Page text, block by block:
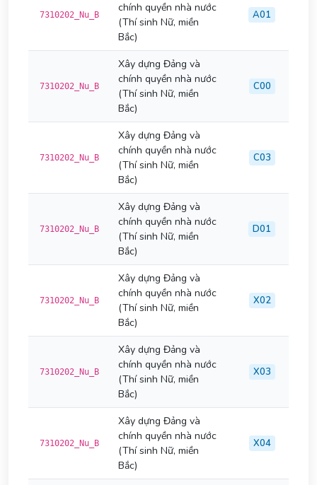
7310202_Nu_B
chính quyền nhà nước
(Thí sinh Nữ, miền
Bắc)
A01
7310202_Nu_B
Xây dựng Đảng và
chính quyền nhà nước
(Thí sinh Nữ, miền
Bắc)
C00
7310202_Nu_B
Xây dựng Đảng và
chính quyền nhà nước
(Thí sinh Nữ, miền
Bắc)
C03
7310202_Nu_B
Xây dựng Đảng và
chính quyền nhà nước
(Thí sinh Nữ, miền
Bắc)
D01
7310202_Nu_B
Xây dựng Đảng và
chính quyền nhà nước
(Thí sinh Nữ, miền
Bắc)
X02
7310202_Nu_B
Xây dựng Đảng và
chính quyền nhà nước
(Thí sinh Nữ, miền
Bắc)
X03
7310202_Nu_B
Xây dựng Đảng và
chính quyền nhà nước
(Thí sinh Nữ, miền
Bắc)
X04